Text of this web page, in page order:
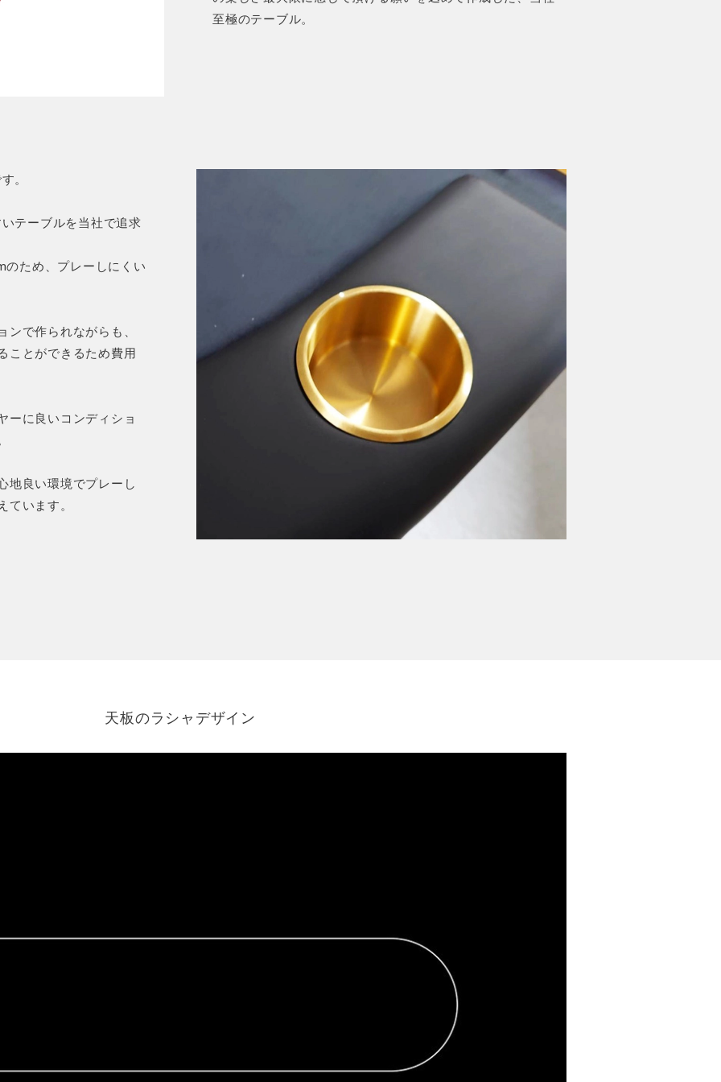
至極のテーブル。
。
テーブルを当社で追求
ため、プレーしにくい
で作られながらも、
ことができるため費用
ーに良いコンディショ
地良い環境でプレーし
ています。
天板のラシャデザイン